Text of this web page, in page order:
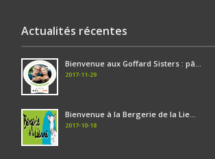
Actualités récentes
Bienvenue aux Goffard Sisters : pâ...
2017-11-29
Bienvenue à la Bergerie de la Lie...
2017-10-18